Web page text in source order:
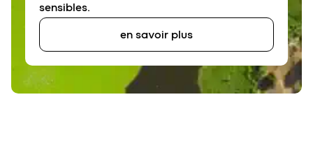
sensibles.
en savoir plus